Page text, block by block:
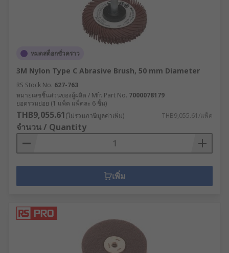
หมดสต็อกชั่วคราว
3M Nylon Type C Abrasive Brush, 50 mm Diameter
RS Stock No. 627-763
หมายเลขชิ้นส่วนของผู้ผลิต / Mfr. Part No. 7000078179
ยอดรวมย่อย (1 แพ็ค แพ็คละ 6 ชิ้น)
THB9,055.61(ไม่รวมภาษีมูลค่าเพิ่ม) THB9,055.61/แพ็ค
จำนวน / Quantity
เพิ่ม